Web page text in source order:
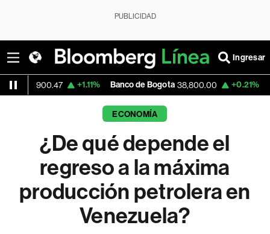
PUBLICIDAD
Ingresar
+1.11% Banco de Bogota 38,800.00 +0.21% Apple
ECONOMÍA
¿De qué depende el
regreso a la máxima
producción petrolera en
Venezuela?